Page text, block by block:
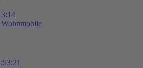
Wohnmobile